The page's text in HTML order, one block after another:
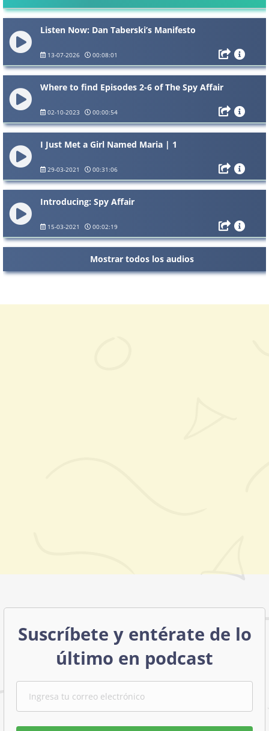
Listen Now: Dan Taberski’s Manifesto
13-07-2026 00:08:01
Where to find Episodes 2-6 of The Spy Affair
02-10-2023 00:00:54
I Just Met a Girl Named Maria | 1
29-03-2021 00:31:06
Introducing: Spy Affair
15-03-2021 00:02:19
Mostrar todos los audios
Suscríbete y entérate de lo
último en podcast